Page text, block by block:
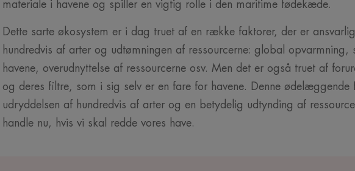
materiale i havene og spiller en vigtig rolle i den maritime fødekæde.
Dette sarte økosystem er i dag truet af en række faktorer, der er
hundredvis af arter og udtømningen af ressourcerne: global opvarmning,
havene, overudnyttelse af ressourcerne osv. Men det er også truet af
og deres filtre, som i sig selv er en fare for havene. Denne ødelæggende
udryddelsen af hundredvis af arter og en betydelig udtynding af
handle nu, hvis vi skal redde vores have.